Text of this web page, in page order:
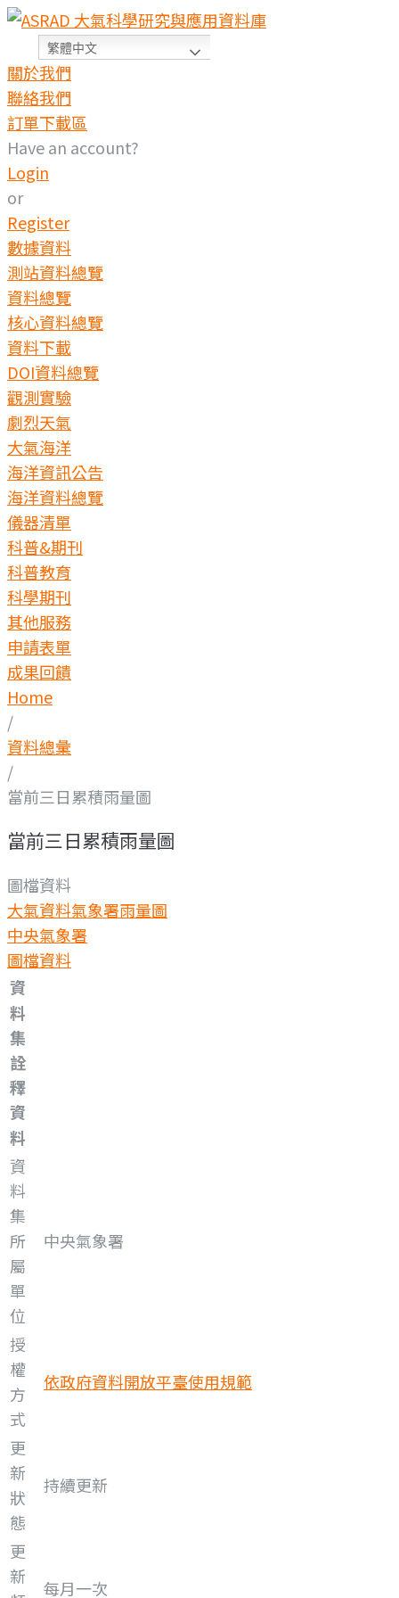
繁體中文
關於我們
聯絡我們
訂單下載區
Have an account?
Login
or
Register
數據資料
測站資料總覽
資料總覽
核心資料總覽
資料下載
DOI資料總覽
觀測實驗
劇烈天氣
大氣海洋
海洋資訊公告
海洋資料總覽
儀器清單
科普&期刊
科普教育
科學期刊
其他服務
申請表單
成果回饋
Home
/
資料總彙
/
當前三日累積雨量圖
當前三日累積雨量圖
圖檔資料
大氣資料氣象署雨量圖
中央氣象署
圖檔資料
資
料
集
詮
釋
資
料
資
料
集
所
屬
單
位
中央氣象署
授
權
方
式
依政府資料開放平臺使用規範
更
新
狀
態
持續更新
更
新
每月一次